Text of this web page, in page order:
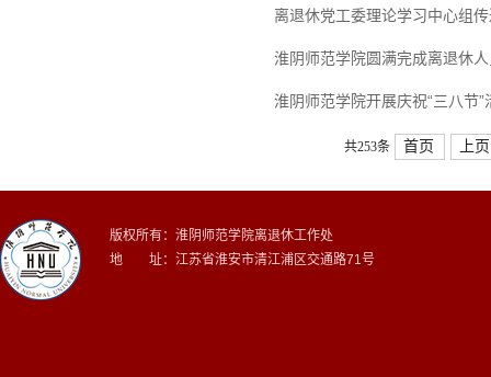
离退休党工委理论学习中心组
淮阴师范学院圆满完成离退休
淮阴师范学院开展庆祝“三八节”
共253条 首页 上页
版权所有：淮阴师范学院离退休工作处
地 址：江苏省淮安市清江浦区交通路71号